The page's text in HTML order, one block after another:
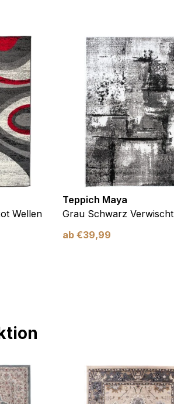
Wellen
Teppich Maya
Grau Schwarz Verwischt
ab €39,99